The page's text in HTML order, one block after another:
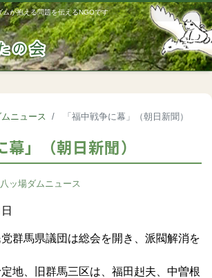
ムが抱える問題を伝えるNGOです
ニュース 「福中戦争に幕」（朝日新聞）
幕」（朝日新聞）
八ッ場ダムニュース
群馬県議団は総会を開き、派閥解消を
地、旧群馬三区は、福田赳夫、中曽根